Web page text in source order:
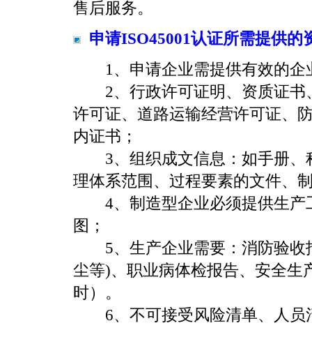
售后服务。
申请ISO45001认证所需提供的
1、申请企业需提供有效的企
2、行政许可证明、资质证书
许可证、道路运输经营许可证、
内证书；
3、组织成文信息：如手册、
理体系范围、过程要素的文件、
4、制造型企业必须提供生产
图；
5、生产企业需要：消防验收
尘等)、职业病体检报告、安全生
时）。
6、不可接受风险清单、人员